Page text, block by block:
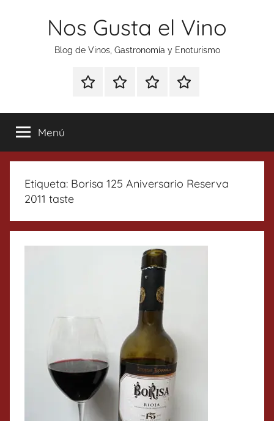
Nos Gusta el Vino
Blog de Vinos, Gastronomía y Enoturismo
Especial
Tonics
Enoturismo
Gastronomía
RankingContacto
Menú
Etiqueta: Borisa 125 Aniversario Reserva
2011 taste